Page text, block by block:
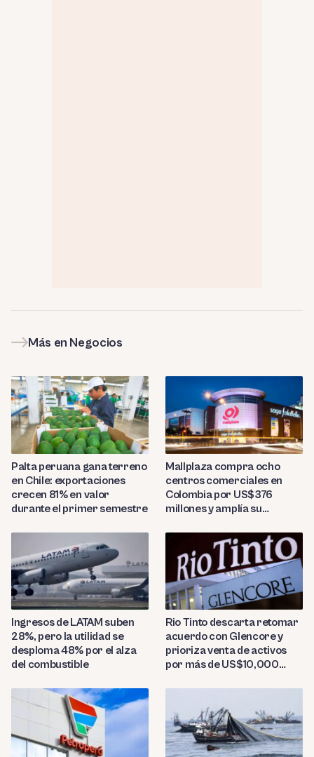
Más en Negocios
Palta peruana gana terreno
en Chile: exportaciones
crecen 81% en valor
durante el primer semestre
Mallplaza compra ocho
centros comerciales en
Colombia por US$376
millones y amplía su
Ingresos de LATAM suben
28%, pero la utilidad se
desploma 48% por el alza
del combustible
Rio Tinto descarta retomar
acuerdo con Glencore y
prioriza venta de activos
por más de US$10,000